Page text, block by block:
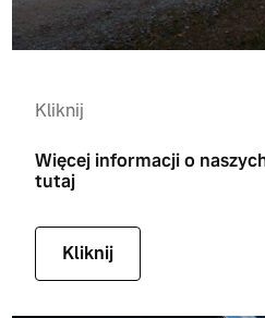
Kliknij
Więcej informacji o
tutaj
Kliknij